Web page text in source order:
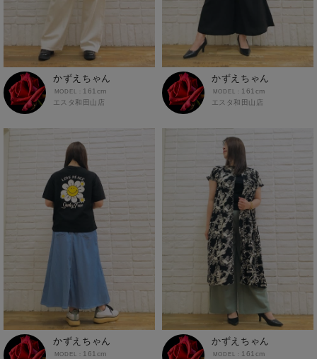
かずえちゃん
エスタ和田山店
161cm
かずえちゃん
エスタ和田山店
161cm
かずえちゃん
161cm
かずえちゃん
161cm